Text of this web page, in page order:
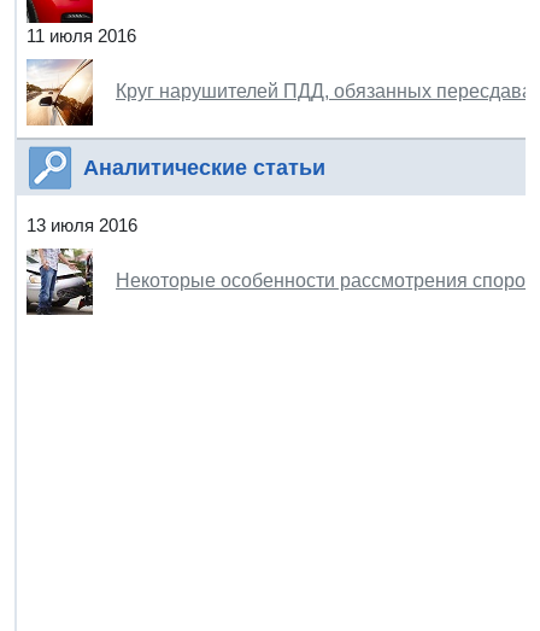
11 июля 2016
Круг нарушителей ПДД, обязанных
Аналитические статьи
13 июля 2016
Некоторые особенности рассмотрения